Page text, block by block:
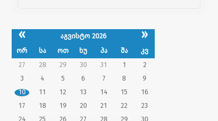
« აგვისტო 2026 »
ორ სა ოთ ხუ პა შა
კვ
27
28 29 30 31 1
2
3
4 5 6 7 8
9
10
11 12 13 14 15
16
17
18 19 20 21 22
23
24
25 26 27 28 29
30